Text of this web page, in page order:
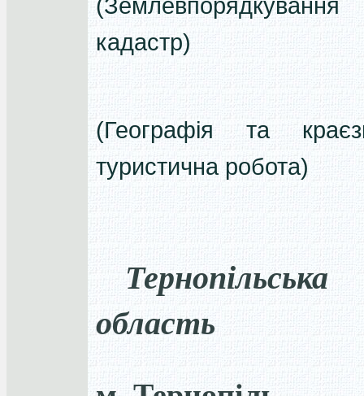
кадастр)
(Географія та
туристична робота)
Тернопільська
область